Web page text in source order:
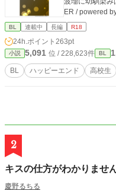
ER / powered
BL 連載中 長編 R18
24h.ポイント 263pt
小説 5,091 位 / 228,623件 BL
BL ハッピーエンド 高校生
2
キスの仕方がわかりませ
慶野るちる